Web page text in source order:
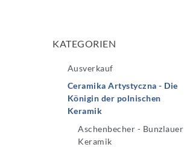
KATEGORIEN
Ausverkauf
Ceramika Artystyczna - Die
Königin der polnischen
Keramik
Aschenbecher - Bunzlauer
Keramik